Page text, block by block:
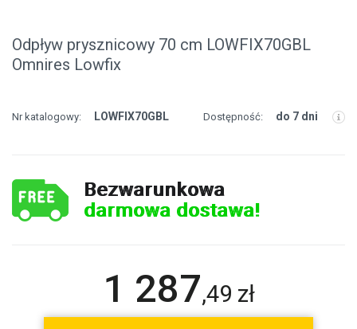
Odpływ prysznicowy 70 cm LOWFIX70GBL
Omnires Lowfix
Nr katalogowy: LOWFIX70GBL Dostępność: do 7 dni
Bezwarunkowa
darmowa dostawa!
1 287,49 zł